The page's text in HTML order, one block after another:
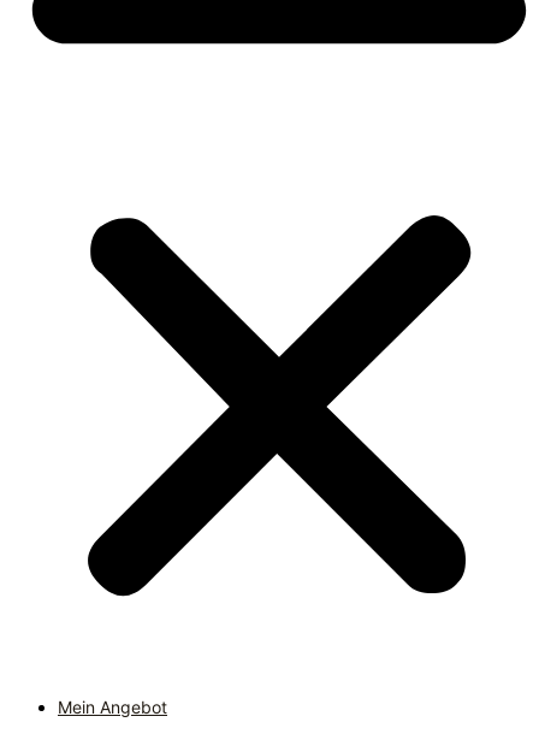
Mein Angebot